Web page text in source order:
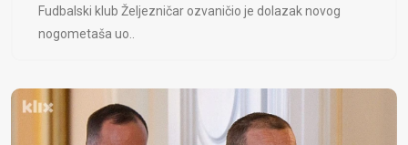
Fudbalski klub Željezničar ozvaničio je dolazak novog
nogometaša uo..